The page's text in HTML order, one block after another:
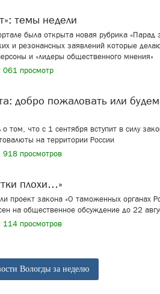
темы недели
была открыта новая рубрика «Парад
и резонансных заявлений которые
и «лидеры общественного мнения»
061 просмотр
том, что с 1 сентября вступит в силу
на территории России
918 просмотров
плохи…»
проект закона «О таможенных органах
на общественное обсуждение до 22
114 просмотров
Вологды за неделю